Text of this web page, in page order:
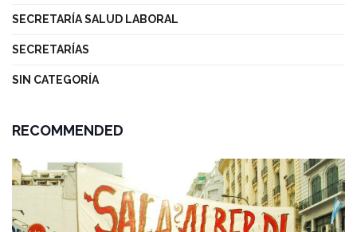
SECRETARÍA SALUD LABORAL
SECRETARÍAS
SIN CATEGORÍA
RECOMMENDED